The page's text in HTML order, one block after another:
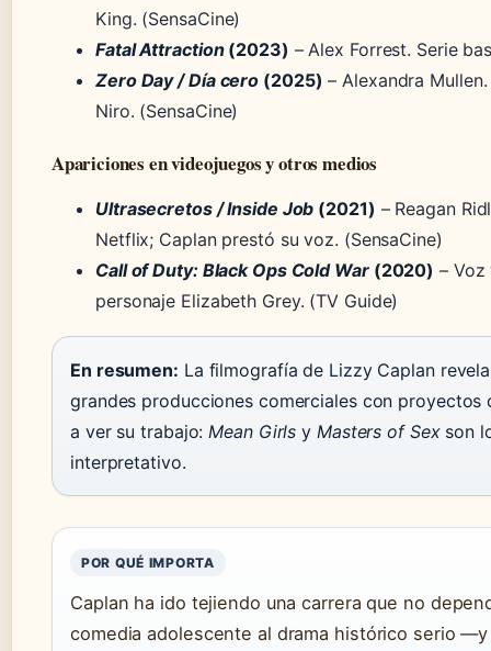
King. (SensaCine)
Fatal Attraction(2023) – Alex Forrest. Serie
Zero Day / Día cero (2025) – Alexandra
Niro. (SensaCine)
Apariciones en videojuegos y otros medios
Ultrasecretos / Inside Job (2021) – Reagan
Netflix; Caplan prestó su voz. (SensaCine)
Call of Duty: Black Ops Cold War(2020) –
personaje Elizabeth Grey. (TV Guide)
En resumen: La filmografía de Lizzy Caplan
grandes producciones comerciales con proyectos
a ver su trabajo: Mean Girls y Masters of Sexson
interpretativo.
POR QUÉ IMPORTA
Caplan ha ido tejiendo una carrera que no
comedia adolescente al drama histórico serio